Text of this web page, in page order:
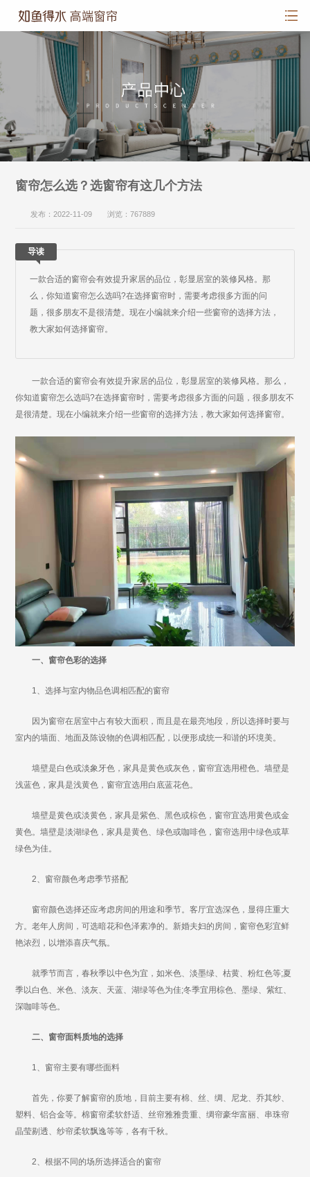
窗帘怎么选？选窗帘有这几个方法
发布：2022-11-09 浏览：767889
导读
一款合适的窗帘会有效提升家居的品位，彰显居室的装修风格。那
么，你知道窗帘怎么选吗?在选择窗帘时，需要考虑很多方面的问
题，很多朋友不是很清楚。现在小编就来介绍一些窗帘的选择方法，
教大家如何选择窗帘。
一款合适的窗帘会有效提升家居的品位，彰显居室的装修风格。那么，
你知道窗帘怎么选吗?在选择窗帘时，需要考虑很多方面的问题，很多朋友不
是很清楚。现在小编就来介绍一些窗帘的选择方法，教大家如何选择窗帘。
一、窗帘色彩的选择
1、选择与室内物品色调相匹配的窗帘
因为窗帘在居室中占有较大面积，而且是在最亮地段，所以选择时要与
室内的墙面、地面及陈设物的色调相匹配，以便形成统一和谐的环境美。
墙壁是白色或淡象牙色，家具是黄色或灰色，窗帘宜选用橙色。墙壁是
浅蓝色，家具是浅黄色，窗帘宜选用白底蓝花色。
墙壁是黄色或淡黄色，家具是紫色、黑色或棕色，窗帘宜选用黄色或金
黄色。墙壁是淡湖绿色，家具是黄色、绿色或咖啡色，窗帘选用中绿色或草
绿色为佳。
2、窗帘颜色考虑季节搭配
窗帘颜色选择还应考虑房间的用途和季节。客厅宜选深色，显得庄重大
方。老年人房间，可选暗花和色泽素净的。新婚夫妇的房间，窗帘色彩宜鲜
艳浓烈，以增添喜庆气氛。
就季节而言，春秋季以中色为宜，如米色、淡墨绿、枯黄、粉红色等;夏
季以白色、米色、淡灰、天蓝、湖绿等色为佳;冬季宜用棕色、墨绿、紫红、
深咖啡等色。
二、窗帘面料质地的选择
1、窗帘主要有哪些面料
首先，你要了解窗帘的质地，目前主要有棉、丝、绸、尼龙、乔其纱、
塑料、铝合金等。棉窗帘柔软舒适、丝帘雅雅贵重、绸帘豪华富丽、串珠帘
晶莹剔透、纱帘柔软飘逸等等，各有千秋。
2、根据不同的场所选择适合的窗帘